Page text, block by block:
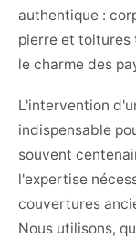
authentique :
pierre et toitures
le charme des
L'intervention
indispensable
souvent
l'expertise
couvertures
Nous utilisons,